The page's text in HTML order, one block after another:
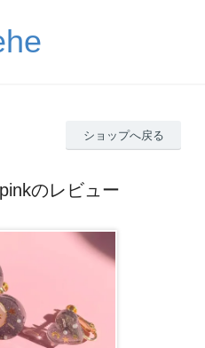
ショップへ戻る
のレビュー